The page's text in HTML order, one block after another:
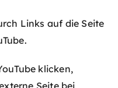
Links auf die Seite
klicken,